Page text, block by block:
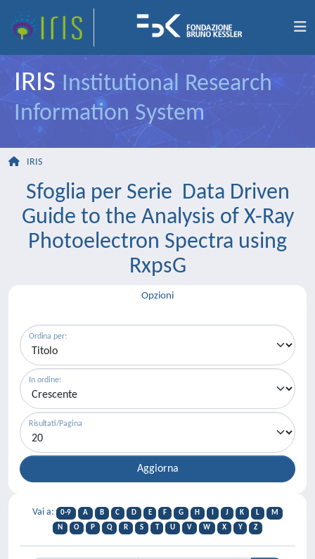
IRIS Institutional Research
Information System
IRIS
Sfoglia per Serie Data Driven
Guide to the Analysis of X-Ray
Photoelectron Spectra using
RxpsG
Opzioni
Ordina per:
In ordine:
Risultati/Pagina
Vai a: 0-9 A B C D E F G H J K L
M
N
O P Q R S T U V W X Y Z